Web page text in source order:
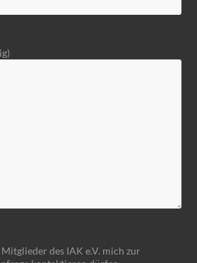
des IAK e.V. mich zur